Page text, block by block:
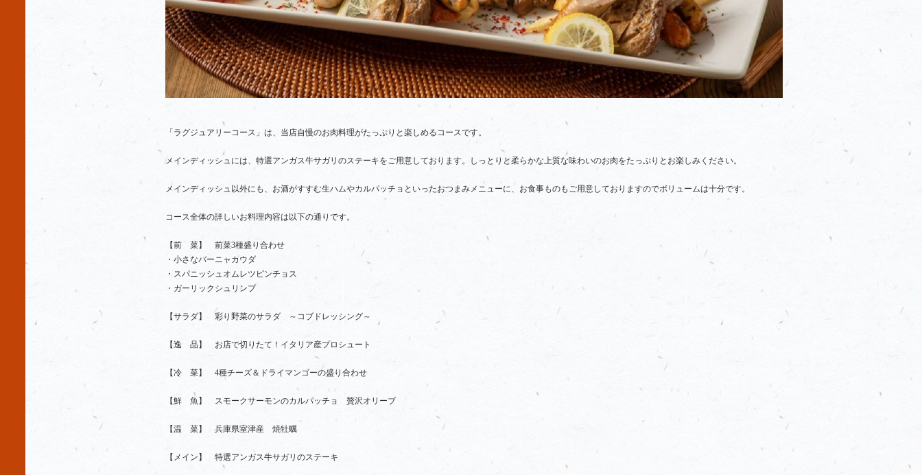
「ラグジュアリーコース」は、当店自慢のお肉料理がたっぷりと楽しめるコースです。
メインディッシュには、特選アンガス牛サガリのステーキをご用意しております。しっとりと柔らかな上質な味わいのお肉をたっぷりとお楽しみください。
メインディッシュ以外にも、お酒がすすむ生ハムやカルパッチョといったおつまみメニューに、お食事ものもご用意しておりますのでボリュームは十分です。
コース全体の詳しいお料理内容は以下の通りです。
【前 菜】 前菜3種盛り合わせ
・小さなバーニャカウダ
・スパニッシュオムレツピンチョス
・ガーリックシュリンプ
【サラダ】 彩り野菜のサラダ ～コブドレッシング～
【逸 品】 お店で切りたて！イタリア産プロシュート
【冷 菜】 4種チーズ＆ドライマンゴーの盛り合わせ
【鮮 魚】 スモークサーモンのカルパッチョ 贅沢オリーブ
【温 菜】 兵庫県室津産 焼牡蠣
【メイン】 特選アンガス牛サガリのステーキ